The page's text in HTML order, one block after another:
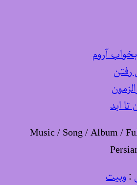
آروم
ابد
Music / Song / Album /
:وبیت